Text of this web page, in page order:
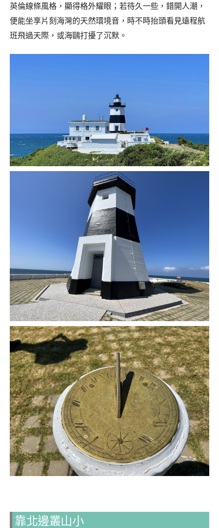
英倫線條風格，顯得格外耀眼；若待久一些，錯開人潮，
便能坐享片刻海灣的天然環境音，時不時抬頭看見遠程航
班飛過天際，或海鷗打擾了沉默。
靠北邊叢山小